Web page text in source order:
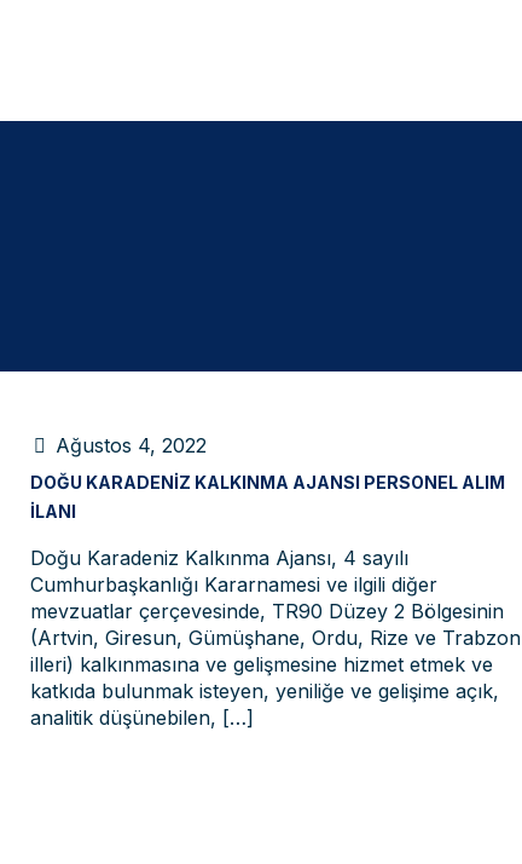
Ağustos 4, 2022
DOĞU KARADENIZ KALKINMA AJANSI PERSONEL ALIM
İLANI
Doğu Karadeniz Kalkınma Ajansı, 4 sayılı
Cumhurbaşkanlığı Kararnamesi ve ilgili diğer
mevzuatlar çerçevesinde, TR90 Düzey 2 Bölgesinin
(Artvin, Giresun, Gümüşhane, Ordu, Rize ve Trabzon
illeri) kalkınmasına ve gelişmesine hizmet etmek ve
katkıda bulunmak isteyen, yeniliğe ve gelişime açık,
analitik düşünebilen, […]